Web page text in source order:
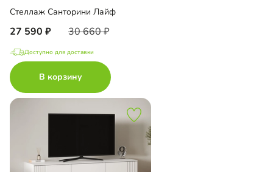
Стеллаж Санторини Лайф
27 590 30 660
Доступно для доставки
В корзину